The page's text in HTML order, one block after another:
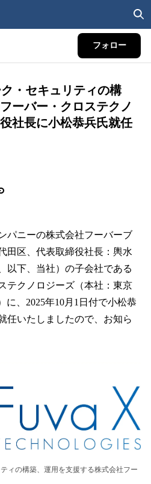
フォロー
・セキュリティの構
ーバー・クロステクノ
社長に小松恭兵氏就任
パニーの株式会社フーバーブ
田区、代表取締役社長：輿水
以下、当社）の子会社である
テクノロジーズ（本社：東京
に、2025年10月1日付で小松恭
任いたしましたので、お知ら
ィの構築、運用を支援する株式会社フー